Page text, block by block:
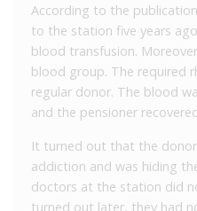
According to the
to the station five years
blood transfusion.
blood group. The required
regular donor. The blood
and the pensioner
It turned out that the
addiction and was hiding
doctors at the station did
turned out later, they had